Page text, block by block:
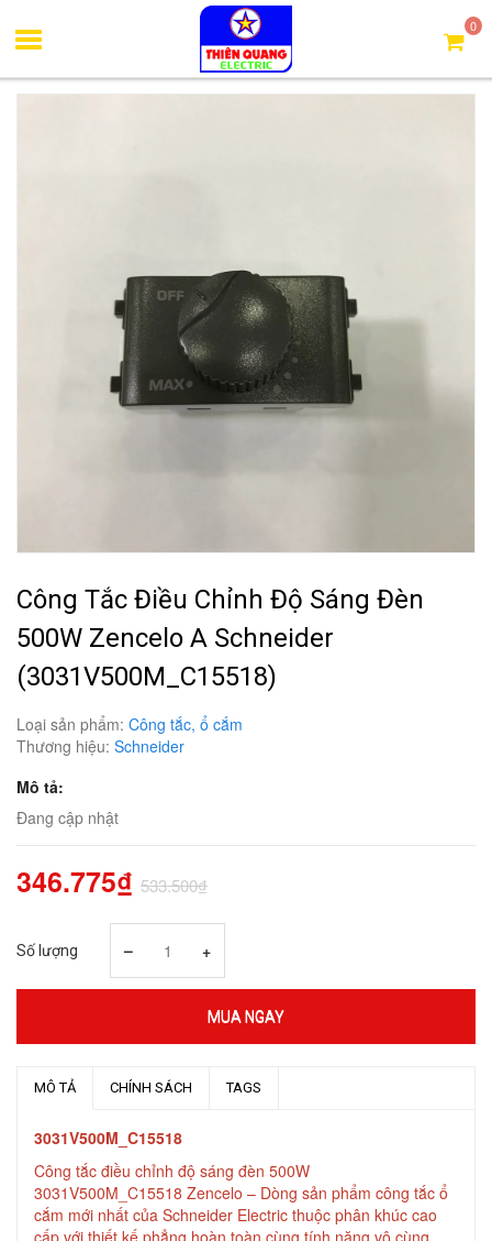
0
Công tắc, ổ cắm Schneider
độ sáng đèn 500W Zencelo A Schneider (3031V500M_C15518)
Công Tắc Điều Chỉnh Độ Sáng Đèn
500W Zencelo A Schneider
(3031V500M_C15518)
Loại sản phẩm: Công tắc, ổ cắm
Thương hiệu: Schneider
Mô tả:
Đang cập nhật
346.775₫ 533.500₫
Số lượng – +
MUA NGAY
MÔ TẢ CHÍNH SÁCH TAGS
3031V500M_C15518
Công tắc điều chỉnh độ sáng đèn 500W
3031V500M_C15518 Zencelo – Dòng sản phẩm công tắc ổ
cắm mới nhất của Schneider Electric thuộc phân khúc cao
cấp với thiết kế phẳng hoàn toàn cùng tính năng vô cùng